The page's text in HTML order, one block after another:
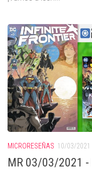
MICRORESEÑAS 10/03/2021
MR 03/03/2021